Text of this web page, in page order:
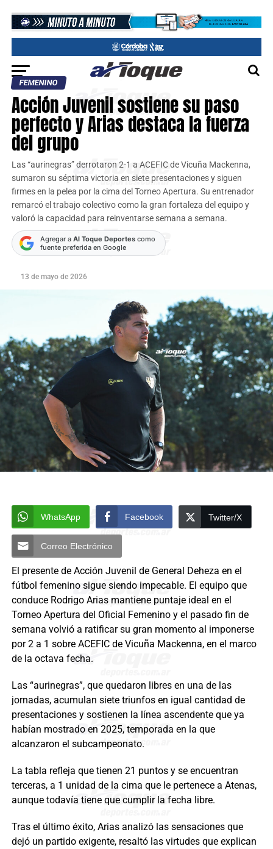
FEMENINO
Acción Juvenil sostiene su paso
perfecto y Arias destaca la fuerza
del grupo
Las “aurinegras” derrotaron 2-1 a ACEFIC de Vicuña Mackenna,
sumaron su séptima victoria en siete presentaciones y siguen
firmes en la pelea por la cima del Torneo Apertura. Su entrenador
remarcó el trabajo colectivo como la gran fortaleza del equipo y
valoró la capacidad para reinventarse semana a semana.
Agregar a Al Toque Deportescomo
fuente preferida en Google
13 de mayo de 2026
WhatsApp Facebook Twitter/X
Correo Electrónico
El presente de Acción Juvenil de General Deheza en el
fútbol femenino sigue siendo impecable. El equipo que
conduce Rodrigo Arias mantiene puntaje ideal en el
Torneo Apertura del Oficial Femenino y el pasado fin de
semana volvió a ratificar su gran momento al imponerse
por 2 a 1 sobre ACEFIC de Vicuña Mackenna, en el marco
de la octava fecha.
Las “aurinegras”, que quedaron libres en una de las
jornadas, acumulan siete triunfos en igual cantidad de
presentaciones y sostienen la línea ascendente que ya
habían mostrado en 2025, temporada en la que
alcanzaron el subcampeonato.
La tabla refleja que tienen 21 puntos y se encuentran
terceras, a 1 unidad de la cima que le pertenece a Atenas,
aunque todavía tiene que cumplir la fecha libre.
Tras el último éxito, Arias analizó las sensaciones que
dejó un partido exigente, resaltó las virtudes que explican